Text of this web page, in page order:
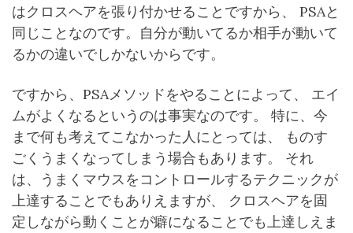
はクロスヘアを張り付かせることですから、 PSAと
同じことなのです。自分が動いてるか相手が動いて
るかの違いでしかないからです。
ですから、PSAメソッドをやることによって、 エイ
ムがよくなるというのは事実なのです。 特に、今
まで何も考えてこなかった人にとっては、 ものす
ごくうまくなってしまう場合もあります。 それ
は、うまくマウスをコントロールするテクニックが
上達することでもありえますが、 クロスヘアを固
定しながら動くことが癖になることでも上達しえま